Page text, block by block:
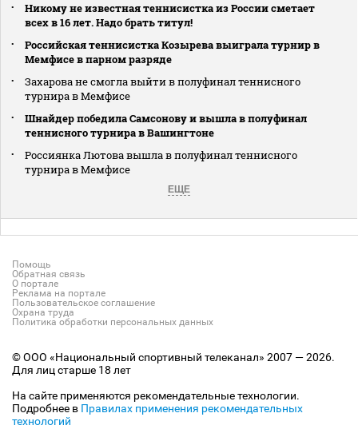
Никому не известная теннисистка из России сметает
всех в 16 лет. Надо брать титул!
Российская теннисистка Козырева выиграла турнир в
Мемфисе в парном разряде
Захарова не смогла выйти в полуфинал теннисного
турнира в Мемфисе
Шнайдер победила Самсонову и вышла в полуфинал
теннисного турнира в Вашингтоне
Россиянка Лютова вышла в полуфинал теннисного
турнира в Мемфисе
ЕЩЕ
Помощь
Обратная связь
О портале
Реклама на портале
Пользовательское соглашение
Охрана труда
Политика обработки персональных данных
© ООО «Национальный спортивный телеканал» 2007 — 2026.
Для лиц старше 18 лет
На сайте применяются рекомендательные технологии.
Подробнее в Правилах применения рекомендательных
технологий